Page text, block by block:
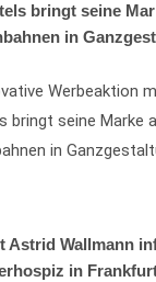
bringt seine
in
Werbeaktion
bringt seine Marke
in
Astrid Wallmann
in